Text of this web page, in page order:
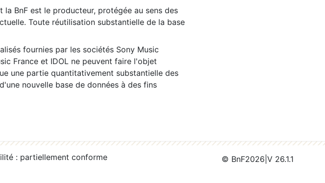
BnF est le producteur, protégée au sens des
Toute réutilisation substantielle de la base
fournies par les sociétés Sony Music
France et IDOL ne peuvent faire l'objet
une partie quantitativement substantielle des
nouvelle base de données à des fins
: partiellement conforme © BnF2026 V 26.1.1